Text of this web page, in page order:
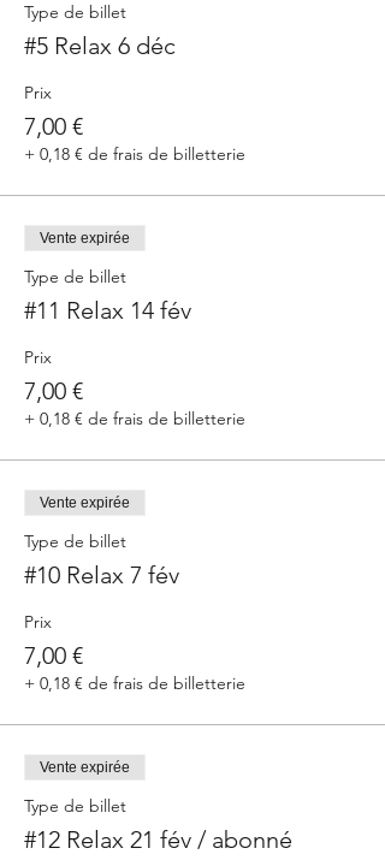
Type de billet
#5 Relax 6 déc
Prix
7,00 €
+ 0,18 € de frais de billetterie
Vente expirée
Type de billet
#11 Relax 14 fév
Prix
7,00 €
+ 0,18 € de frais de billetterie
Vente expirée
Type de billet
#10 Relax 7 fév
Prix
7,00 €
+ 0,18 € de frais de billetterie
Vente expirée
Type de billet
#12 Relax 21 fév / abonné